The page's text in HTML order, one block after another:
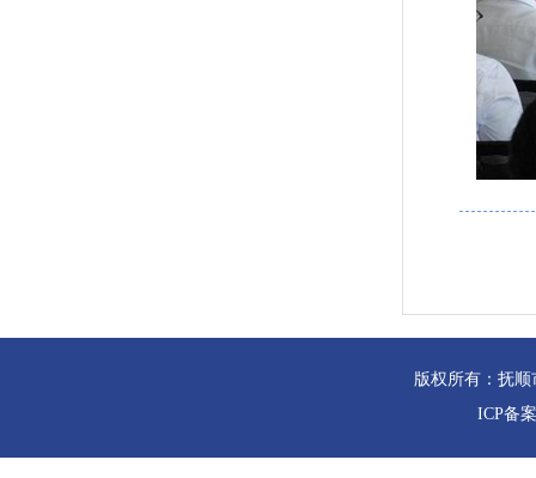
版权所有：抚
ICP备